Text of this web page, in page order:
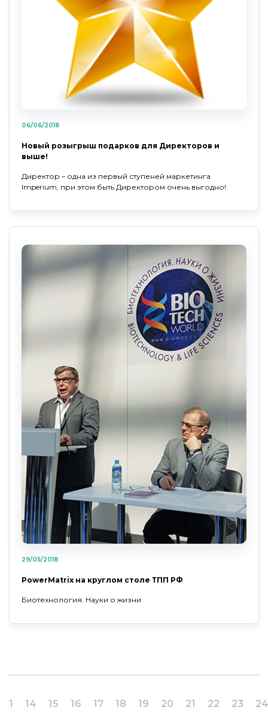
06/06/2018
Новый розыгрыш подарков для Директоров и
выше!
Директор – одна из первый ступеней маркетинга
Imperium, при этом быть Директором очень выгодно!
29/05/2018
PowerMatrix на круглом столе ТПП РФ
Биотехнология. Науки о жизни
1 14 15 16 17 18 19 20 21 22 23 24